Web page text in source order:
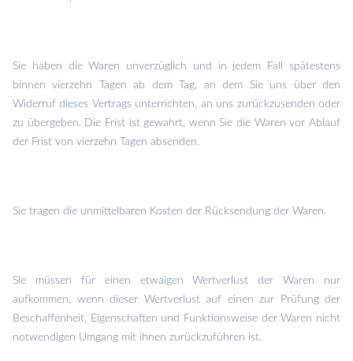
Sie haben die Waren unverzüglich und in jedem Fall spätestens
binnen vierzehn Tagen ab dem Tag, an dem Sie uns über den
Widerruf dieses Vertrags unterrichten, an uns zurückzusenden oder
zu übergeben. Die Frist ist gewahrt, wenn Sie die Waren vor Ablauf
der Frist von vierzehn Tagen absenden.
Sie tragen die unmittelbaren Kosten der Rücksendung der Waren.
Sie müssen für einen etwaigen Wertverlust der Waren nur
aufkommen, wenn dieser Wertverlust auf einen zur Prüfung der
Beschaffenheit, Eigenschaften und Funktionsweise der Waren nicht
notwendigen Umgang mit ihnen zurückzuführen ist.